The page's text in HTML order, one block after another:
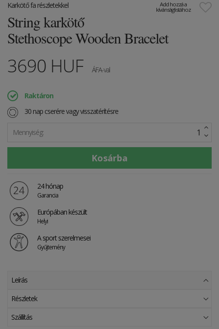
Add hozzá a
kívánságlistához
Karkötő fa részletekkel
String karkötő
Stethoscope Wooden Bracelet
3690 HUF ÁFA-val
Raktáron
30 nap cserére vagy visszatérítésre
Mennyiség:
24 hónap
Garancia
Európában készült
Helyi
A sport szerelmesei
Gyűjtemény
Leírás
Részletek
Szállítás